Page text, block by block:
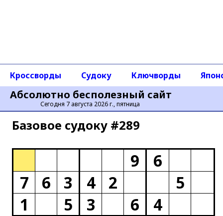
Абсолютно бесполезный сайт
Сегодня 7 августа 2026 г., пятница
Кроссворды Судоку Ключворды
Базовое cудоку #289
9
6
7
6 3 4 2
5
1
5 3 6
4